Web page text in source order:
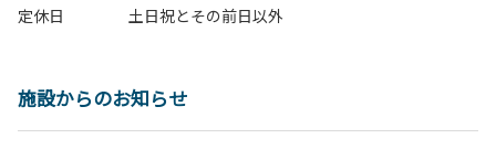
定休日
土日祝とその前日以外
施設からのお知らせ